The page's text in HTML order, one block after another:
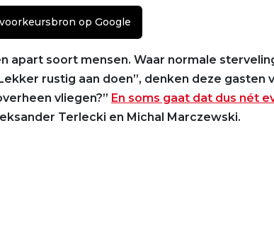
op Google
apart soort mensen. Waar normale
rustig aan doen”, denken deze gasten
vliegen?” En soms gaat dat dus nét
Terlecki en Michal Marczewski.